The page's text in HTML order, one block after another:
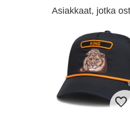
Asiakkaat, jotka